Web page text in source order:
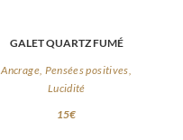
GALET QUARTZ FUMÉ
Ancrage, Pensées positives,
Lucidité
15€